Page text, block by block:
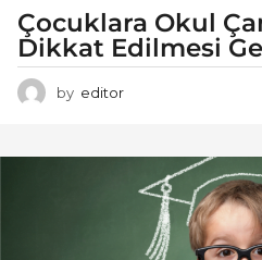
Çocuklara Okul
Dikkat Edilmesi
by editor